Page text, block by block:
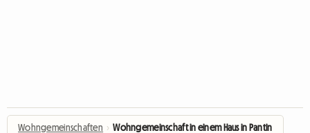
Wohngemeinschaften › Wohngemeinschaft in einem Haus in Pantin